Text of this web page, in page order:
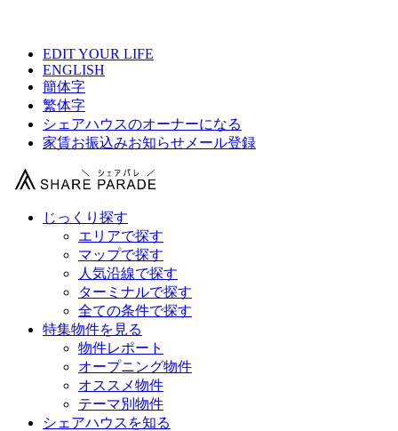
EDIT YOUR LIFE
ENGLISH
簡体字
繁体字
シェアハウスのオーナーになる
家賃お振込みお知らせメール登録
じっくり探す
エリアで探す
マップで探す
人気沿線で探す
ターミナルで探す
全ての条件で探す
特集物件を見る
物件レポート
オープニング物件
オススメ物件
テーマ別物件
シェアハウスを知る